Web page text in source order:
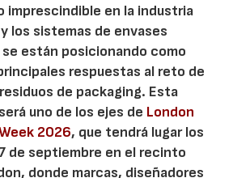
imprescindible en la industria
los sistemas de envases
están posicionando como
respuestas al reto de
de packaging. Esta
uno de los ejes de London
2026, que tendrá lugar los
de septiembre en el recinto
donde marcas, diseñadores